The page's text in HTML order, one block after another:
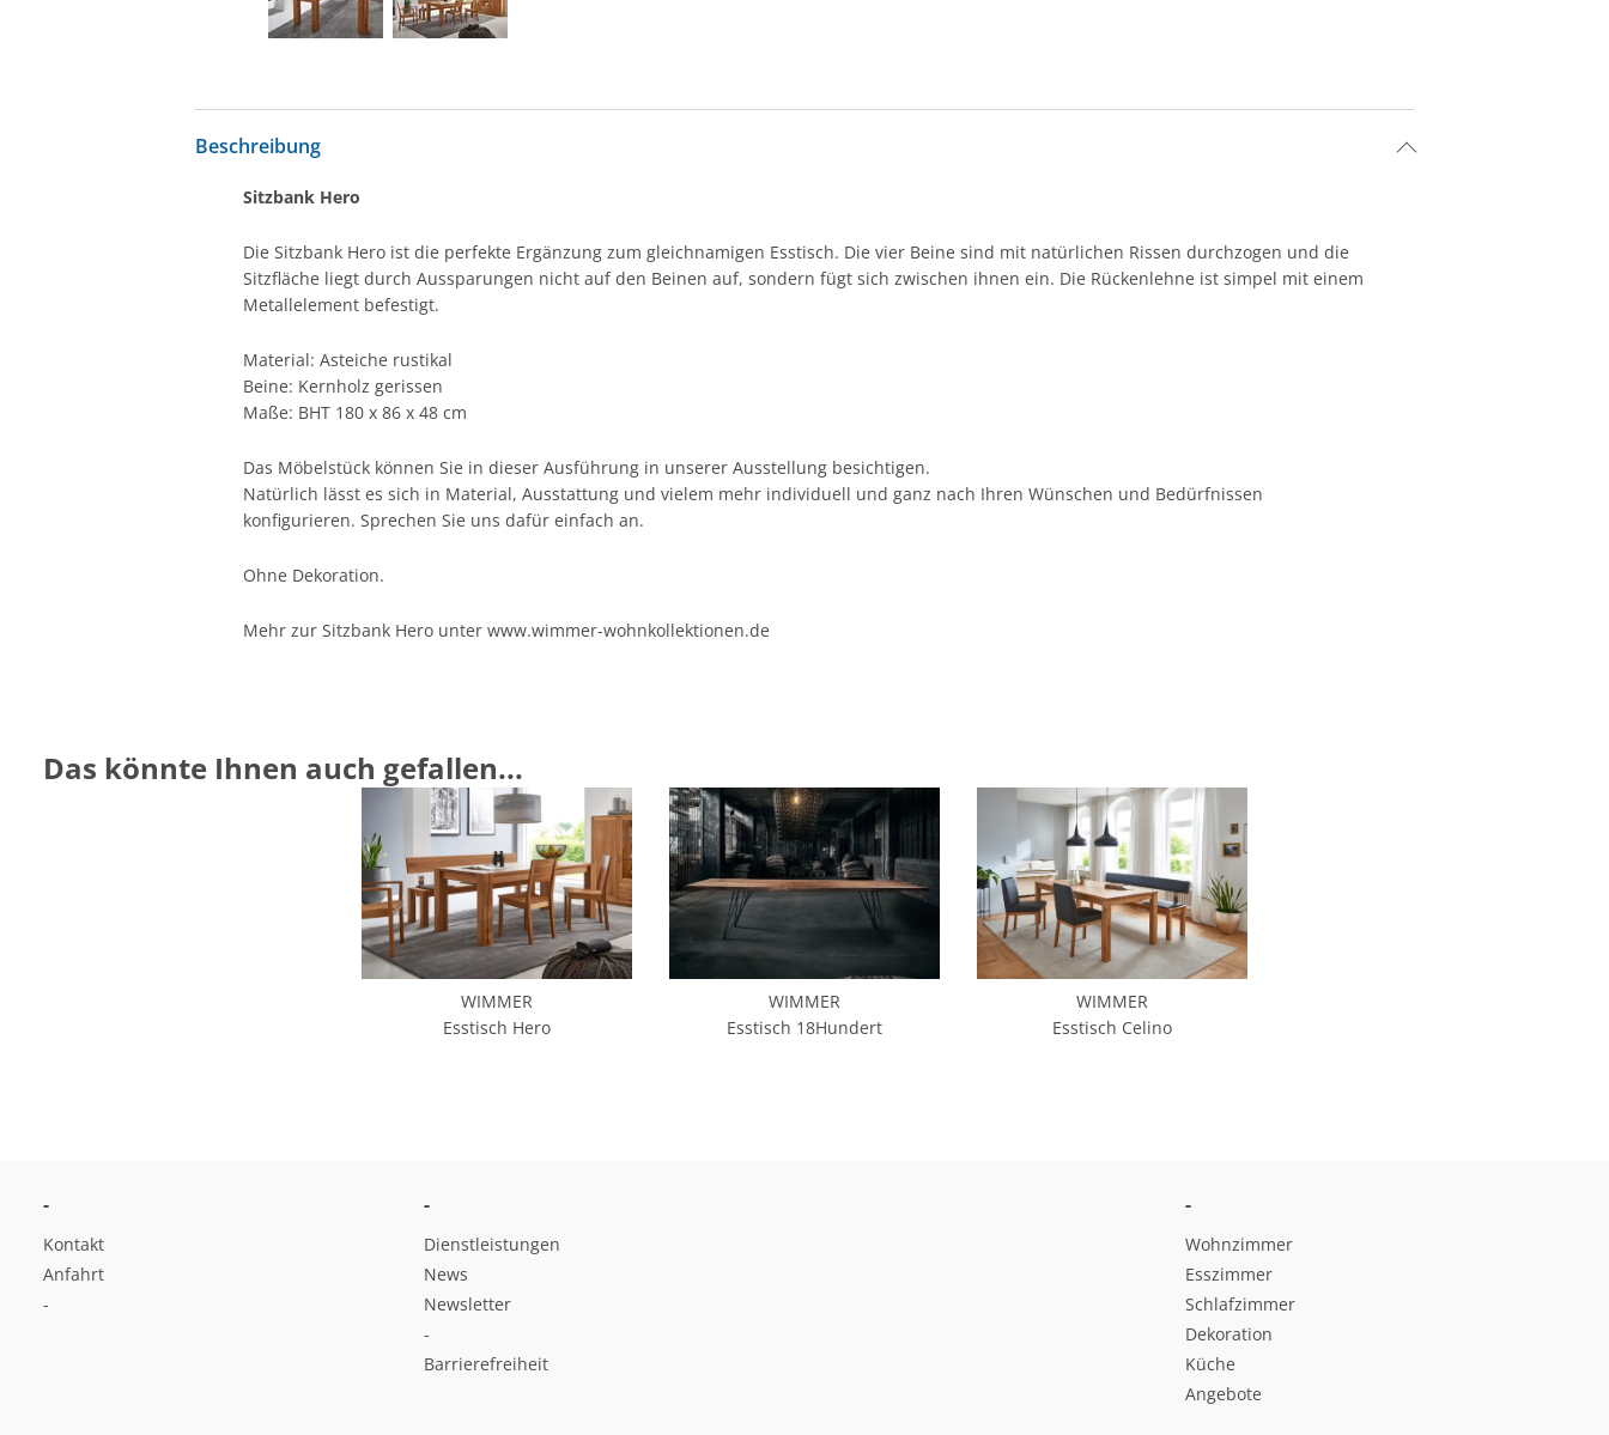
Beschreibung
Sitzbank Hero
Die Sitzbank Hero ist die perfekte Ergänzung zum gleichnamigen Esstisch. Die vier Beine sind mit natürlichen Rissen durchzogen und die
Sitzfläche liegt durch Aussparungen nicht auf den Beinen auf, sondern fügt sich zwischen ihnen ein. Die Rückenlehne ist simpel mit einem
Metallelement befestigt.
Material: Asteiche rustikal
Beine: Kernholz gerissen
Maße: BHT 180 x 86 x 48 cm
Das Möbelstück können Sie in dieser Ausführung in unserer Ausstellung besichtigen.
Natürlich lässt es sich in Material, Ausstattung und vielem mehr individuell und ganz nach Ihren Wünschen und Bedürfnissen
konfigurieren. Sprechen Sie uns dafür einfach an.
Ohne Dekoration.
Mehr zur Sitzbank Hero unterwww.wimmer-wohnkollektionen.de
Das könnte Ihnen auch gefallen...
WIMMER
Esstisch Hero
WIMMER
Esstisch 18Hundert
WIMMER
Esstisch Celino
-
Kontakt
Anfahrt
-
-
Dienstleistungen
News
Newsletter
-
Barrierefreiheit
-
Wohnzimmer
Esszimmer
Schlafzimmer
Dekoration
Küche
Angebote